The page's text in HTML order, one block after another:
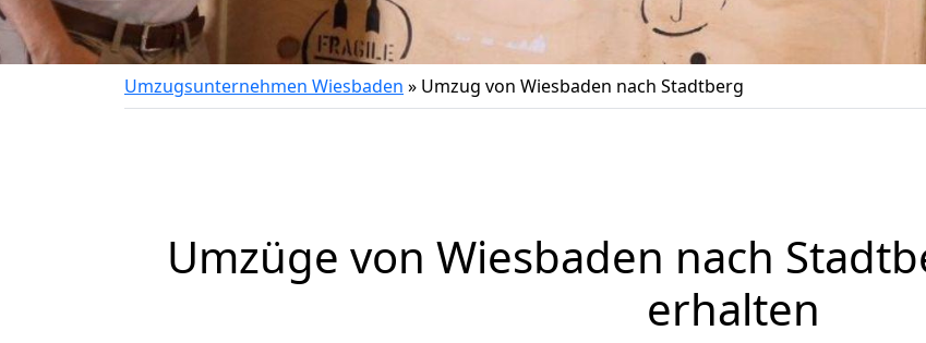
Umzugsunternehmen Wiesbaden » Umzug von Wiesbaden nach Stadtberg
Umzüge von Wiesbaden nach
erhalten